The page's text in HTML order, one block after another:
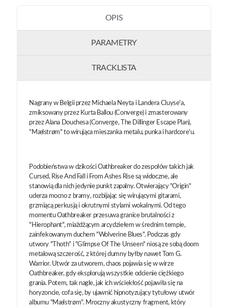
OPIS
PARAMETRY
TRACKLISTA
Nagrany w Belgii przez Michaela Neyta i Landera Cluyse'a,
zmiksowany przez Kurta Ballou (Converge) i zmasterowany
przez Alana Douchesa (Converge, The Dillinger Escape Plan),
"Mælstrøm" to wirująca mieszanka metalu, punka i hardcore'u.
Podobieństwa w dzikości Oathbreaker do zespołów takich jak
Cursed, Rise And Fall i From Ashes Rise są widoczne, ale
stanowią dla nich jedynie punkt zapalny. Otwierający "Origin"
uderza mocno z bramy, rozbijając się wirującymi gitarami,
grzmiącą perkusją i okrutnymi stylami wokalnymi. Od tego
momentu Oathbreaker przesuwa granice brutalności z
"Hierophant", miażdżącym arcydziełem w średnim tempie,
zainfekowanym duchem "Wolverine Blues". Podczas gdy
utwory "Thoth" i "Glimpse Of The Unseen" niosą ze sobą doom
metalową szczerość, z której dumny byłby nawet Tom G.
Warrior. Utwór za utworem, chaos pojawia się w wirze
Oathbreaker, gdy eksplorują wszystkie odcienie ciężkiego
grania. Potem, tak nagle, jak ich wściekłość pojawiła się na
horyzoncie, cofa się, by ujawnić hipnotyzujący tytułowy utwór
albumu "Mælstrøm". Mroczny akustyczny fragment, który